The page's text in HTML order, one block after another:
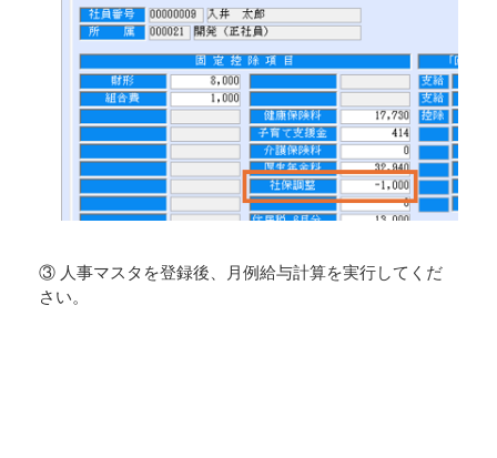
③ 人事マスタを登録後、月例給与計算を実行してくだ
さい。